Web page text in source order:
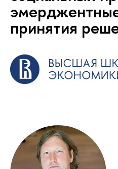
принятия